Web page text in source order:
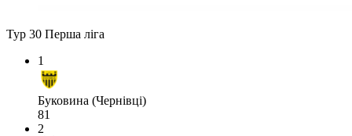
Тур 30 Перша ліга
1
Буковина (Чернівці)
81
2